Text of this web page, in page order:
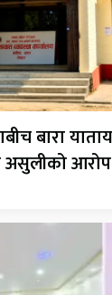
बारा
आरोप